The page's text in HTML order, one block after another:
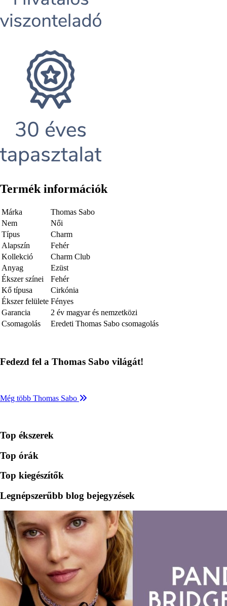
Termék információk
Márka
Thomas Sabo
Nem
Női
Típus
Charm
Alapszín
Fehér
Kollekció
Charm Club
Anyag
Ezüst
Ékszer színei
Fehér
Kő típusa
Cirkónia
Ékszer felülete Fényes
Garancia
2 év magyar és nemzetközi
Csomagolás
Eredeti Thomas Sabo csomagolás
Fedezd fel a Thomas Sabo világát!
Még több Thomas Sabo
Top ékszerek
Top órák
Top kiegészítők
Legnépszerűbb blog bejegyzések